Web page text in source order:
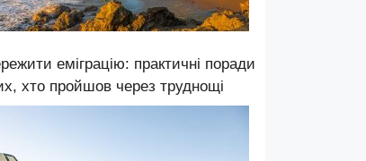
еміграцію: практичні поради
хто пройшов через труднощі